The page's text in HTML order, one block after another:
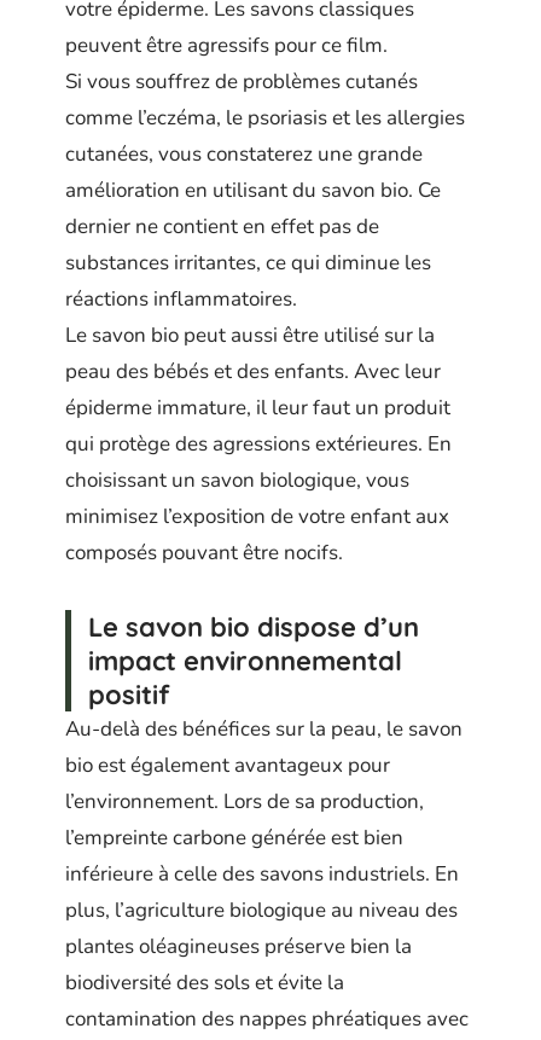
votre épiderme. Les savons classiques
peuvent être agressifs pour ce film.
Si vous souffrez de problèmes cutanés
comme l’eczéma, le psoriasis et les allergies
cutanées, vous constaterez une grande
amélioration en utilisant du savon bio. Ce
dernier ne contient en effet pas de
substances irritantes, ce qui diminue les
réactions inflammatoires.
Le savon bio peut aussi être utilisé sur la
peau des bébés et des enfants. Avec leur
épiderme immature, il leur faut un produit
qui protège des agressions extérieures. En
choisissant un savon biologique, vous
minimisez l’exposition de votre enfant aux
composés pouvant être nocifs.
Le savon bio dispose d’un
impact environnemental
positif
Au-delà des bénéfices sur la peau, le savon
bio est également avantageux pour
l’environnement. Lors de sa production,
l’empreinte carbone générée est bien
inférieure à celle des savons industriels. En
plus, l’agriculture biologique au niveau des
plantes oléagineuses préserve bien la
biodiversité des sols et évite la
contamination des nappes phréatiques avec